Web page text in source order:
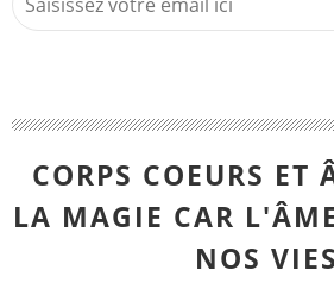
CORPS COEURS ET
LA MAGIE CAR
NOS VIES